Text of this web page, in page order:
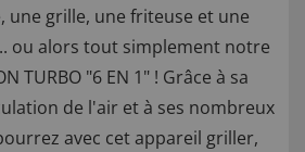
une grille, une friteuse et une
ou alors tout simplement notre
TURBO "6 EN 1" ! Grâce à sa
de l'air et à ses nombreux
avec cet appareil griller,